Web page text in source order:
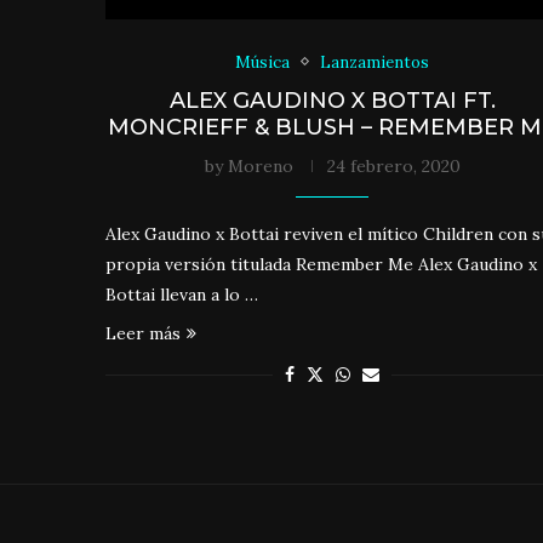
Música Lanzamientos
ALEX GAUDINO X BOTTAI FT.
MONCRIEFF & BLUSH – REMEMBER
by Moreno 24 febrero, 2020
Alex Gaudino x Bottai reviven el mítico Children con
propia versión titulada Remember Me Alex Gaudino x
Bottai llevan a lo …
Leer más